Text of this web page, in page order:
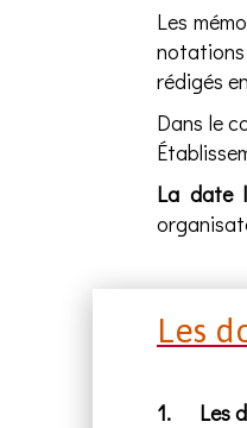
Les
notations
rédigés
Dans le
La date
Les
1. Les